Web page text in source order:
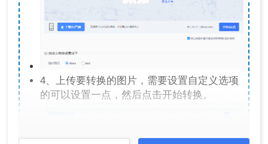
4、上传要转换的图片，需要设置自定义选项
的可以设置一点，然后点击开始转换。